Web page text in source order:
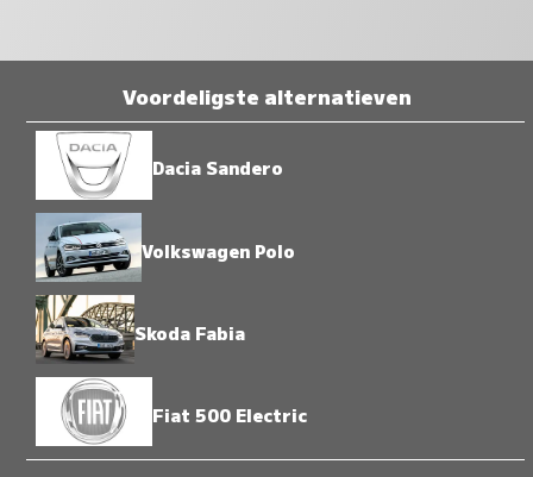
Voordeligste alternatieven
Dacia Sandero
Volkswagen Polo
Skoda Fabia
Fiat 500 Electric